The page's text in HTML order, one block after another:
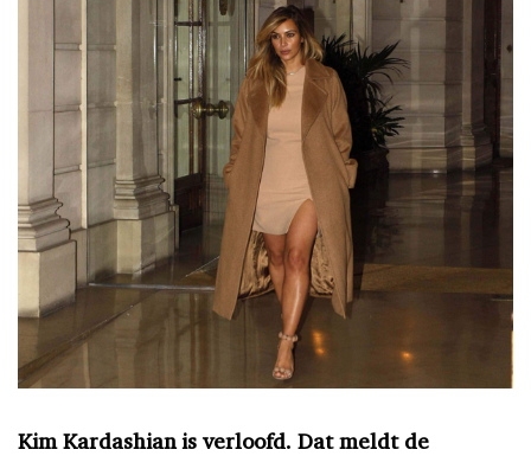
Kim Kardashian is verloofd. Dat meldt de